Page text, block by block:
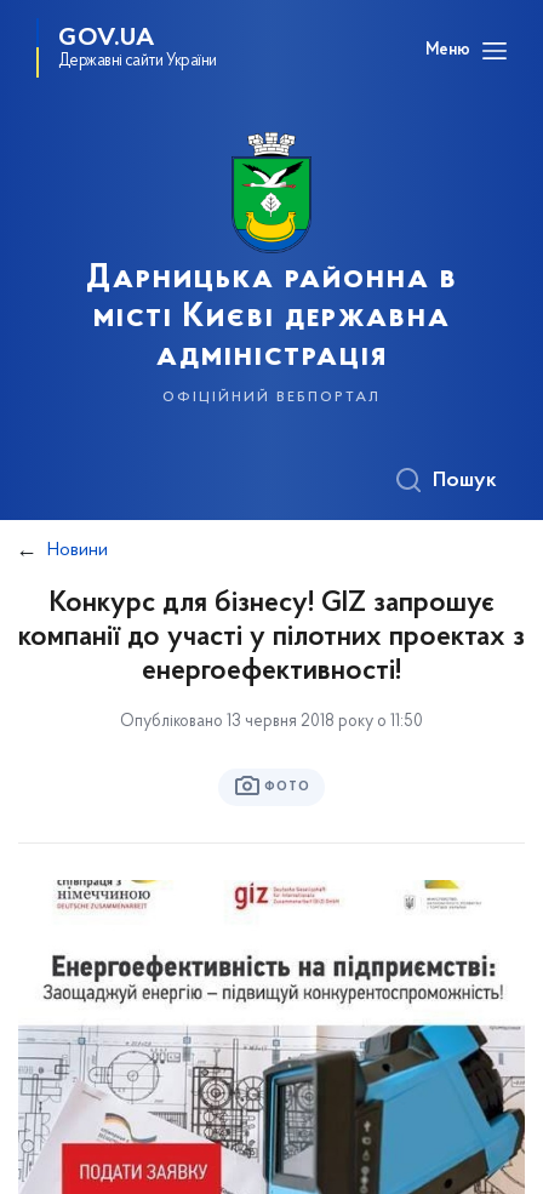
GOV.UA
Державні сайти України
Меню
Дарницька районна в
місті Києві державна
адміністрація
офіційний вебпортал
Пошук
Новини
Конкурс для бізнесу! GIZ запрошує
компанії до участі у пілотних проектах з
енергоефективності!
Опубліковано 13 червня 2018 року о 11:50
ФОТО